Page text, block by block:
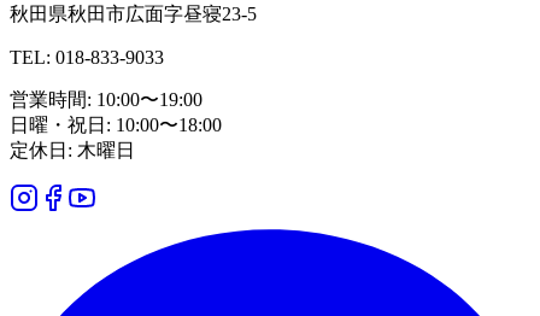
秋田県秋田市広面字昼寝23-5
TEL: 018-833-9033
営業時間: 10:00〜19:00
日曜・祝日: 10:00〜18:00
定休日: 木曜日